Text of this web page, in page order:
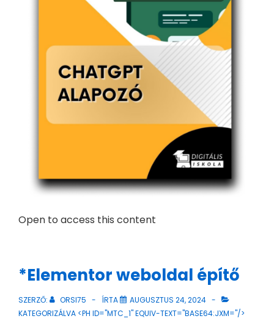
Open to access this content
*Elementor weboldal építő
SZERZŐ: ORSI75 ÍRTA
AUGUSZTUS 24, 2024
KATEGORIZÁLVA <PH ID="MTC_1" EQUIV-TEXT="BASE64:JXM="/>